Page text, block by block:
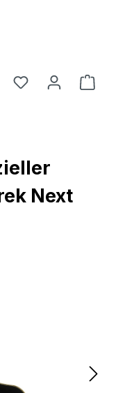
Du hast 0
Next